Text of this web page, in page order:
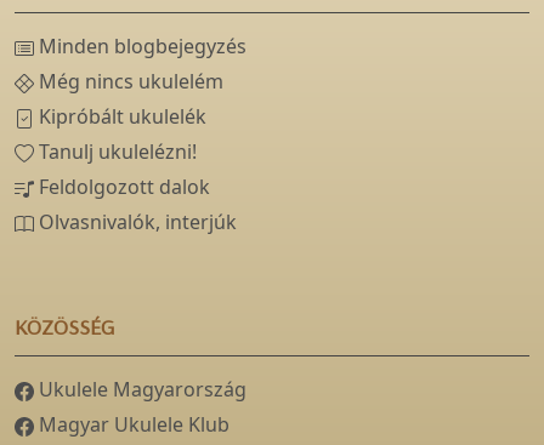
Minden blogbejegyzés
Még nincs ukulelém
Kipróbált ukulelék
Tanulj ukulelézni!
Feldolgozott dalok
Olvasnivalók, interjúk
KÖZÖSSÉG
Ukulele Magyarország
Magyar Ukulele Klub